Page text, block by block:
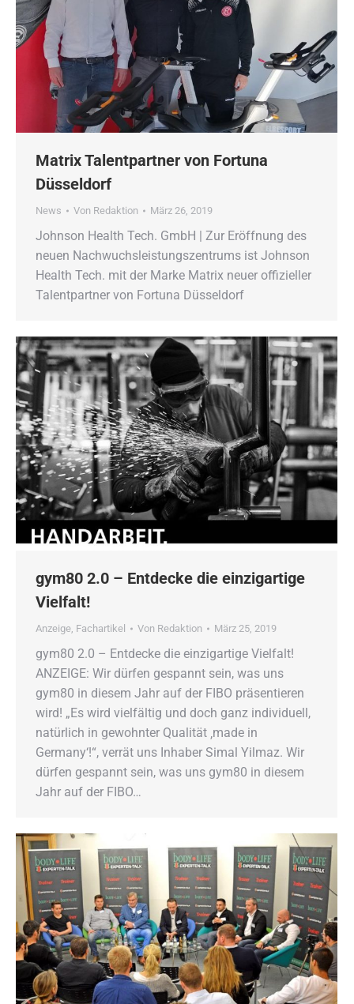
Matrix Talentpartner von Fortuna
Düsseldorf
News Von Redaktion März 26, 2019
Johnson Health Tech. GmbH | Zur Eröffnung des
neuen Nachwuchsleistungszentrums ist Johnson
Health Tech. mit der Marke Matrix neuer offizieller
Talentpartner von Fortuna Düsseldorf
gym80 2.0 – Entdecke die einzigartige
Vielfalt!
Anzeige, Fachartikel Von Redaktion März 25, 2019
gym80 2.0 – Entdecke die einzigartige Vielfalt!
ANZEIGE: Wir dürfen gespannt sein, was uns
gym80 in diesem Jahr auf der FIBO präsentieren
wird! „Es wird vielfältig und doch ganz individuell,
natürlich in gewohnter Qualität ‚made in
Germany‘!“, verrät uns Inhaber Simal Yilmaz. Wir
dürfen gespannt sein, was uns gym80 in diesem
Jahr auf der FIBO…